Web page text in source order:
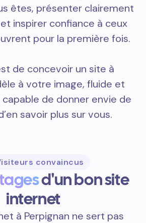
êtes, présenter clairement
inspirer confiance à ceux
pour la première fois.
de concevoir un site à
à votre image, fluide et
de donner envie de
savoir plus sur vous.
convaincus
d'un bon site
internet
à Perpignan ne sert pas